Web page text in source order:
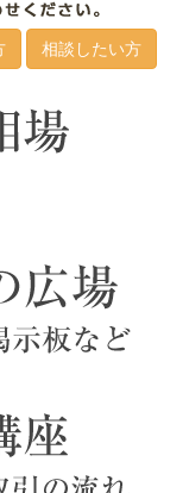
相談したい方